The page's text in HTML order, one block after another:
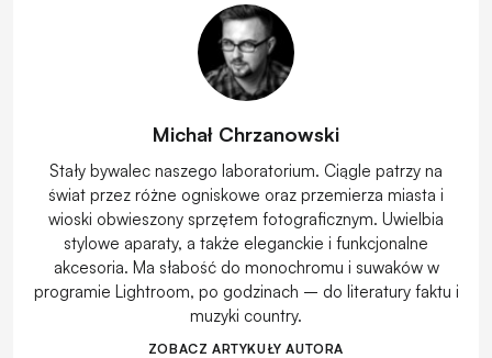
Michał Chrzanowski
Stały bywalec naszego laboratorium. Ciągle patrzy na
świat przez różne ogniskowe oraz przemierza miasta i
wioski obwieszony sprzętem fotograficznym. Uwielbia
stylowe aparaty, a także eleganckie i funkcjonalne
akcesoria. Ma słabość do monochromu i suwaków w
programie Lightroom, po godzinach – do literatury faktu i
muzyki country.
ZOBACZ ARTYKUŁY AUTORA